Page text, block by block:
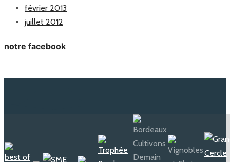
février 2013
juillet 2012
notre facebook